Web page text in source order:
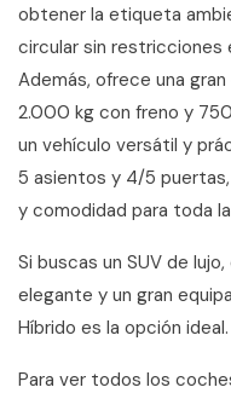
obtener la etiqueta
circular sin restricciones
Además, ofrece una
2.000 kg con freno y
un vehículo versátil y
5 asientos y 4/5
y comodidad para toda
Si buscas un SUV de
elegante y un gran
Híbrido es la opción ideal.
Para ver todos los